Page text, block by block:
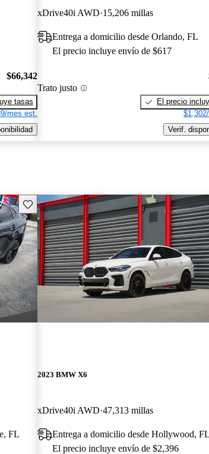
$66,342
tasas
mes est.
xDrive40i AWD 15,206 millas
Entrega a domicilio desde Orlando, FL
El precio incluye envío de $617
Trato justo
El precio
Verif.
Guarda este Aviso
FL
2023 BMW X6
xDrive40i AWD 47,313 millas
Entrega a domicilio desde Hollywood, FL
El precio incluye envío de $2,396